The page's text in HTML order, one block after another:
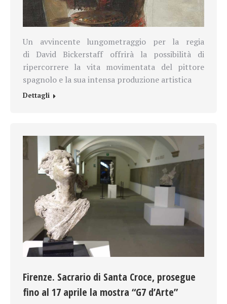
Un avvincente lungometraggio per la regia
di David Bickerstaff offrirà la possibilità di
ripercorrere la vita movimentata del pittore
spagnolo e la sua intensa produzione artistica
Dettagli
Firenze. Sacrario di Santa Croce, prosegue
fino al 17 aprile la mostra “G7 d’Arte”